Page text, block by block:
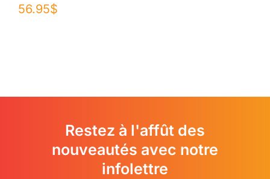
56.95$
Restez à l'affût des
nouveautés avec notre
infolettre